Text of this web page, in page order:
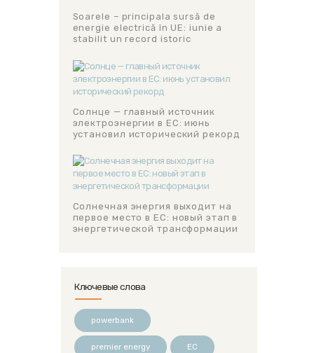
Soarele – principala sursă de
energie electrică în UE: iunie a
stabilit un record istoric
Солнце — главный источник
электроэнергии в ЕС: июнь
установил исторический рекорд
Солнечная энергия выходит на
первое место в ЕС: новый этап в
энергетической трансформации
Ключевые слова
powerbank
premier energy ЕС